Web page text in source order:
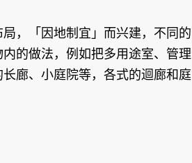
，「因地制宜」而兴建，不同的
的做法，例如把多用途室、管理
廊、小庭院等，各式的迴廊和庭